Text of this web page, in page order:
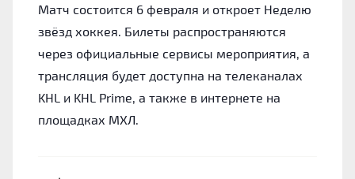
Матч состоится 6 февраля и откроет Неделю
звёзд хоккея. Билеты распространяются
через официальные сервисы мероприятия, а
трансляция будет доступна на телеканалах
KHL и KHL Prime, а также в интернете на
площадках МХЛ.